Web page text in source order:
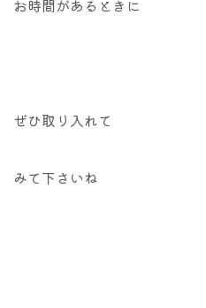
お時間があるときに
ぜひ取り入れて
みて下さいね